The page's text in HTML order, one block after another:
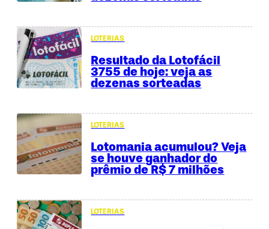
LOTERIAS
Resultado da Lotofácil
3755 de hoje: veja as
dezenas sorteadas
LOTERIAS
Lotomania acumulou? Veja
se houve ganhador do
prêmio de R$ 7 milhões
LOTERIAS